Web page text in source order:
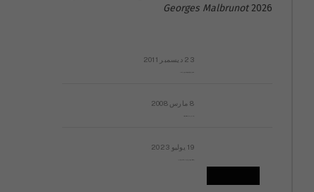
2026
Georges Malbrunot
23 ديسمبر 2011
8 مارس 2008
19 يوليو 2023